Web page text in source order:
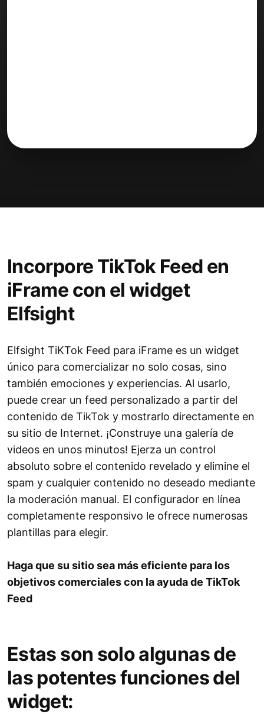
Incorpore TikTok Feed en
iFrame con el widget
Elfsight
Elfsight TiKTok Feed para iFrame es un widget
único para comercializar no solo cosas, sino
también emociones y experiencias. Al usarlo,
puede crear un feed personalizado a partir del
contenido de TikTok y mostrarlo directamente en
su sitio de Internet. ¡Construye una galería de
videos en unos minutos! Ejerza un control
absoluto sobre el contenido revelado y elimine el
spam y cualquier contenido no deseado mediante
la moderación manual. El configurador en línea
completamente responsivo le ofrece numerosas
plantillas para elegir.
Haga que su sitio sea más eficiente para los
objetivos comerciales con la ayuda de TikTok
Feed
Estas son solo algunas de
las potentes funciones del
widget: